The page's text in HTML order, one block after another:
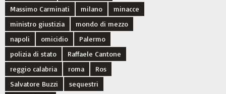
Massimo Carminati
milano
minacce
ministro giustizia
mondo di mezzo
napoli
omicidio
Palermo
polizia di stato
Raffaele Cantone
reggio calabria
roma
Ros
Salvatore Buzzi
sequestri